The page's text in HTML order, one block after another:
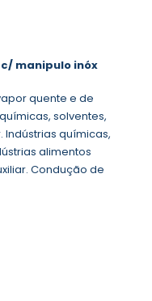
manipulo inóx
quente e de
solventes,
Indústrias químicas,
alimentos
Condução de